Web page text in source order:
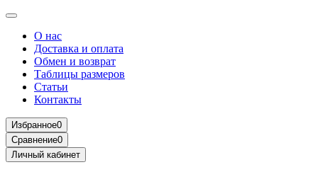
О нас
Доставка и оплата
Обмен и возврат
Таблицы размеров
Статьи
Контакты
Избранное0
Сравнение0
Личный кабинет